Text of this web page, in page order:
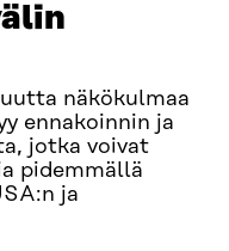
näkökulmaa
ennakoinnin ja
jotka voivat
pidemmällä
ja